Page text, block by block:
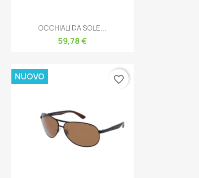
Anteprima
OCCHIALI DA SOLE...
59,78 €
NUOVO favorite_border